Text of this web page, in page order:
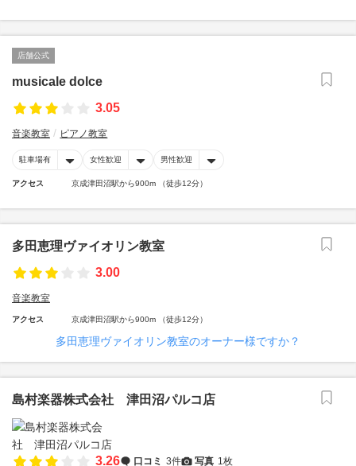
店舗公式
musicale dolce
3.05
音楽教室 ピアノ教室
駐車場有 女性歓迎 男性歓迎
アクセス 京成津田沼駅から900m （徒歩12分）
多田恵理ヴァイオリン教室
3.00
音楽教室
アクセス 京成津田沼駅から900m （徒歩12分）
多田恵理ヴァイオリン教室のオーナー様ですか？
島村楽器株式会社 津田沼パルコ店
3.26 口コミ 3件 写真 1枚